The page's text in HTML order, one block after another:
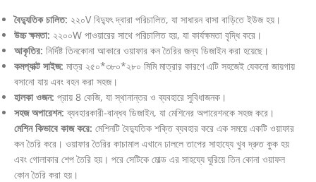
বৈদ্যুতিক চালিত: ২২০V বিদ্যুৎ দ্বারা পরিচালিত, যা সাধারন বাসা বাড়িতে ইউজ হয়।
উচ্চ ক্ষমতা: ২২০০W পাওয়ারের সাথে পরিচালিত হয়, যা কার্যক্ষমতা বৃদ্ধি করে।
আকৃতির: নির্দিষ্ট তিনকোনা আকারে ওয়াফার কন তৈরির জন্য ডিজাইন করা হয়েছে।
কমপ্যাক্ট সাইজ: মাত্র ২৫০*৩৮০*২৮০ মিমি মাত্রার কারণে এটি সহজেই যেকনো জায়গায়
বসানো যায় এবং বহন করা সহজ।
হালকা ওজন: প্রায় 8 কেজি, যা স্থানান্তর ও ব্যবহারে সুবিধাজনক।
সহজ অপারেশন: ব্যবহারকারী-বান্ধব ডিজাইন, যা মেশিনের অপারেশনকে সহজ করে।
মেশিন কিভাবে কাজ করে: মেশিনটি বৈদ্যুতিক শক্তি ব্যবহার করে এক সময়ে একটি ওয়াফার
কন তৈরি করে। ওয়াফার তৈরির কাচামাল এখানে ঢাললে তাপের সাহায্যে খুব দ্রুত কুক হয়
এবং গোলাকার শেপ তৈরি হয়। পরে সেটিকে মোল্ড এর সাহয্যে ঘুরিয়ে তিন কোনা ওয়াফল
কোন তৈরি করা হয়।